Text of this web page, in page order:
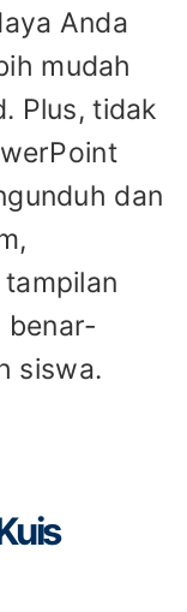
Anda
mudah
Plus, tidak
dan
benar-
siswa.